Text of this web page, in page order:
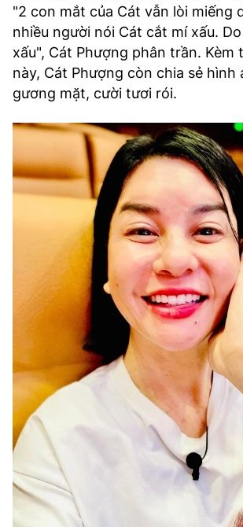
TRA CỨU PHƯỜNG XÃ
CỐNG HIẾN
BÙI XUÂN PHÁI
LIÊN HỆ QUẢNG CÁO
Hotline: 0981.119.189
Điện thoại: 024.38254756
MẠNG XÃ HỘI
"2 con mắt của Cát vẫn lòi miếng
nhiều người nói Cát cắt mí xấu.
xấu", Cát Phượng phân trần. Kèm
này, Cát Phượng còn chia sẻ hình
gương mặt, cười tươi rói.